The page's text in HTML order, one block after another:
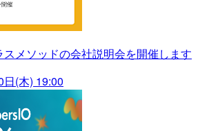
スメソッドの会社説明会を開催します
(木) 19:00